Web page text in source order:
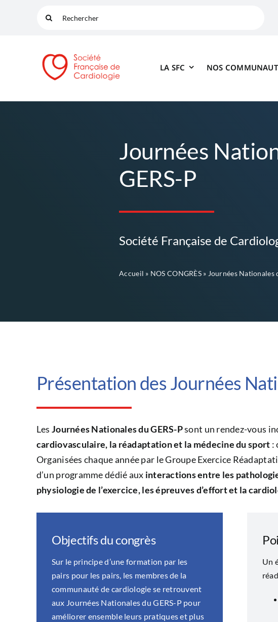
Rechercher:
LA SFC NOS
Journées
GERS-P
Société Française de
Accueil » NOS CONGRÈS» Journées Nationales
Présentation des Journées
LesJournées Nationales du GERS-Psont un rendez-vous
cardiovasculaire, la réadaptation et la médecine du sport :
Organisées chaque année par le Groupe Exercice
d’un programme dédié aux interactions entre les
physiologie de l’exercice, les épreuves d’effort et la
Objectifs du congrès
Sur le principe d’une formation par les
pairs pour les pairs, les membres de la
communauté de cardiologie se retrouvent
aux Journées Nationales du GERS-P pour
améliorer ensemble leurs pratiques et plus
Un